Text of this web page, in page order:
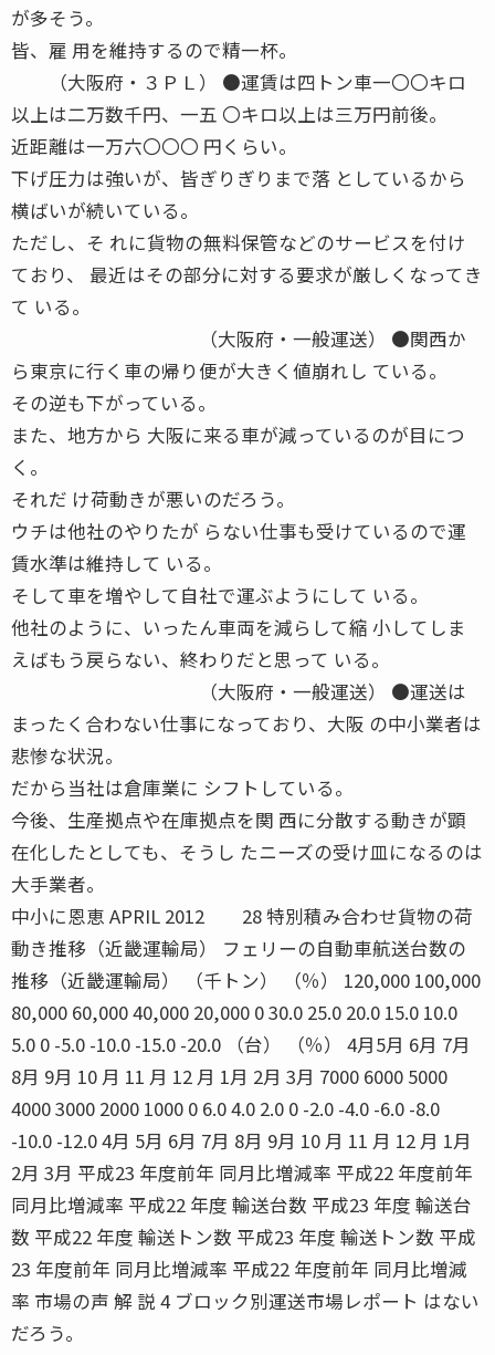
が多そう。
皆、雇 用を維持するので精一杯。
（大阪府・３ＰＬ） ●運賃は四トン車一〇〇キロ
以上は二万数千円、一五 〇キロ以上は三万円前後。
近距離は一万六〇〇〇 円くらい。
下げ圧力は強いが、皆ぎりぎりまで落 としているから
横ばいが続いている。
ただし、そ れに貨物の無料保管などのサービスを付け
ており、 最近はその部分に対する要求が厳しくなってき
て いる。
（大阪府・一般運送） ●関西か
ら東京に行く車の帰り便が大きく値崩れし ている。
その逆も下がっている。
また、地方から 大阪に来る車が減っているのが目につ
く。
それだ け荷動きが悪いのだろう。
ウチは他社のやりたが らない仕事も受けているので運
賃水準は維持して いる。
そして車を増やして自社で運ぶようにして いる。
他社のように、いったん車両を減らして縮 小してしま
えばもう戻らない、終わりだと思って いる。
（大阪府・一般運送） ●運送は
まったく合わない仕事になっており、大阪 の中小業者は
悲惨な状況。
だから当社は倉庫業に シフトしている。
今後、生産拠点や在庫拠点を関 西に分散する動きが顕
在化したとしても、そうし たニーズの受け皿になるのは
大手業者。
中小に恩恵 APRIL 2012 28 特別積み合わせ貨物の荷
動き推移（近畿運輸局） フェリーの自動車航送台数の
推移（近畿運輸局） （千トン） （％） 120,000 100,000
80,000 60,000 40,000 20,000 0 30.0 25.0 20.0 15.0 10.0
5.0 0 -5.0 -10.0 -15.0 -20.0 （台） （％） 4月5月 6月 7月
8月 9月 10 月 11 月 12 月 1月 2月 3月 7000 6000 5000
4000 3000 2000 1000 0 6.0 4.0 2.0 0 -2.0 -4.0 -6.0 -8.0
-10.0 -12.0 4月 5月 6月 7月 8月 9月 10 月 11 月 12 月 1月
2月 3月 平成23 年度前年 同月比増減率 平成22 年度前年
同月比増減率 平成22 年度 輸送台数 平成23 年度 輸送台
数 平成22 年度 輸送トン数 平成23 年度 輸送トン数 平成
23 年度前年 同月比増減率 平成22 年度前年 同月比増減
率 市場の声 解 説 4 ブロック別運送市場レポート はない
だろう。